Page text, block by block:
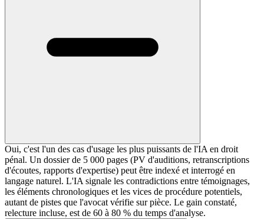
Oui, c'est l'un des cas d'usage les plus puissants de l'IA en droit
pénal. Un dossier de 5 000 pages (PV d'auditions, retranscriptions
d'écoutes, rapports d'expertise) peut être indexé et interrogé en
langage naturel. L'IA signale les contradictions entre témoignages,
les éléments chronologiques et les vices de procédure potentiels,
autant de pistes que l'avocat vérifie sur pièce. Le gain constaté,
relecture incluse, est de 60 à 80 % du temps d'analyse.